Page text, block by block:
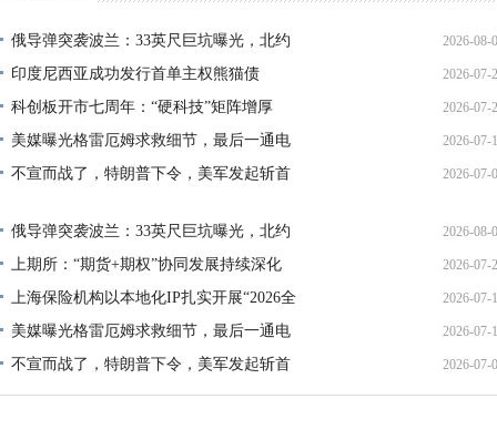
俄导弹突袭波兰：33英尺巨坑曝光，北约 2026-08-
印度尼西亚成功发行首单主权熊猫债 2026-07-
科创板开市七周年：“硬科技”矩阵增厚 2026-07-
美媒曝光格雷厄姆求救细节，最后一通电 2026-07-
不宣而战了，特朗普下令，美军发起斩首 2026-07-
俄导弹突袭波兰：33英尺巨坑曝光，北约 2026-08-
上期所：“期货+期权”协同发展持续深化 2026-07-
上海保险机构以本地化IP扎实开展“2026全 2026-07-
美媒曝光格雷厄姆求救细节，最后一通电 2026-07-
不宣而战了，特朗普下令，美军发起斩首 2026-07-